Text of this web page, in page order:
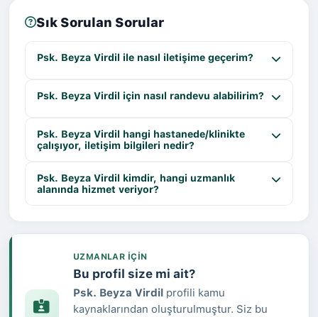
Sık Sorulan Sorular
Psk. Beyza Virdil ile nasıl iletişime geçerim?
Psk. Beyza Virdil için nasıl randevu alabilirim?
Psk. Beyza Virdil hangi hastanede/klinikte
çalışıyor, iletişim bilgileri nedir?
Psk. Beyza Virdil kimdir, hangi uzmanlık
alanında hizmet veriyor?
UZMANLAR IÇIN
Bu profil size mi ait?
Psk. Beyza Virdilprofili kamu
kaynaklarından oluşturulmuştur. Siz bu